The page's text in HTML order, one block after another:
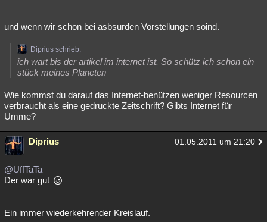
und wenn wir schon bei asbsurden Vorstellungen soind.
Diprius schrieb:
ich wart bis der artikel im internet ist. So schütz ich schon ein
stück meines Planeten
Wie kommst du darauf das Internet-benützen weniger Resourcen
verbraucht als eine gedruckte Zeitschrift? Gibts Internet für
Umme?
Diprius 01.05.2011 um 21:20
@UffTaTa
Der war gut
Ein immer wiederkehrender Kreislauf.